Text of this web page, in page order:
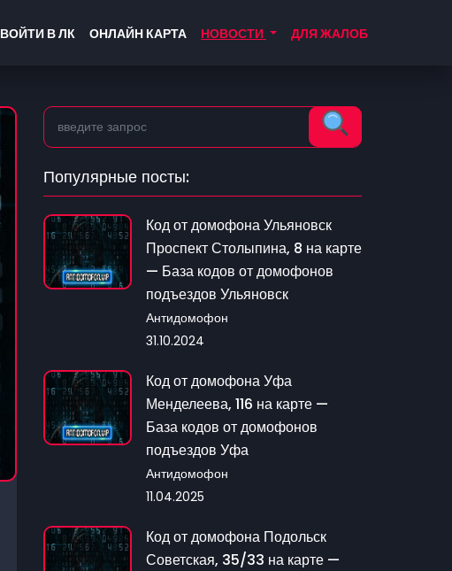
ВОЙТИ В ЛК ОНЛАЙН КАРТА НОВОСТИ ДЛЯ ЖАЛОБ
Популярные посты:
Код от домофона Ульяновск
Проспект Столыпина, 8 на карте
— База кодов от домофонов
подъездов Ульяновск
Антидомофон
31.10.2024
Код от домофона Уфа
Менделеева, 116 на карте —
База кодов от домофонов
подъездов Уфа
Антидомофон
11.04.2025
Код от домофона Подольск
Советская, 35/33 на карте —